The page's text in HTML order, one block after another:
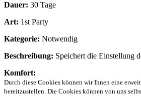
Dauer: 30 Tage
Art: 1st Party
Kategorie: Notwendig
Beschreibung: Speichert die Einstellung
Komfort:
Durch diese Cookies können wir Ihnen eine
bereitzustellen. Die Cookies können von uns